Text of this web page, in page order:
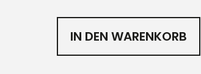
IN DEN WARENKORB